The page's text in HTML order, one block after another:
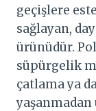
geçişlere
sağlayan,
ürünüdür.
süpürgelik
çatlama ya